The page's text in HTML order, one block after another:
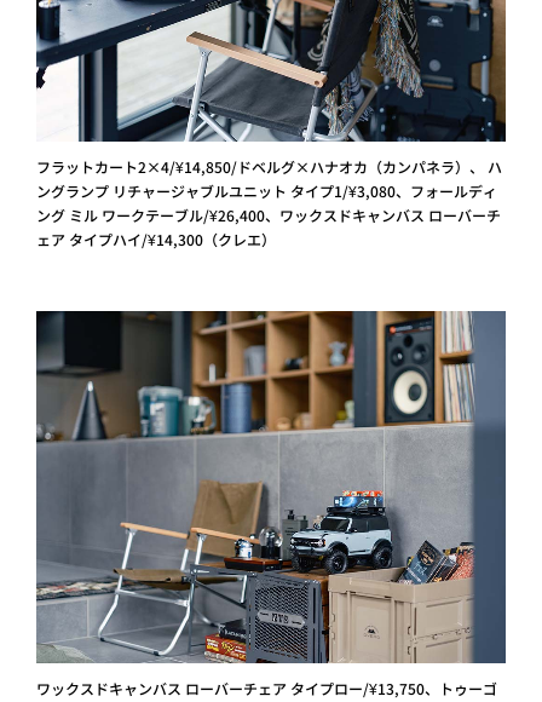
フラットカート2×4/¥14,850/ドベルグ×ハナオカ（カンパネラ）、 ハ
ングランプ リチャージャブルユニット タイプ1/¥3,080、フォールディ
ング ミル ワークテーブル/¥26,400、ワックスドキャンバス ローバーチ
ェア タイプハイ/¥14,300（クレエ）
ワックスドキャンバス ローバーチェア タイプロー/¥13,750、トゥーゴ